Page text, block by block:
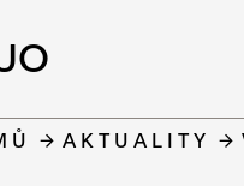
AKTUALITY